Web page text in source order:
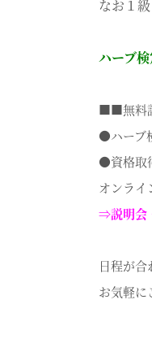
なお１
ハーブ検
■■無料
●ハーブ
●資格取
オンライ
⇒説明会
日程が
お気軽に